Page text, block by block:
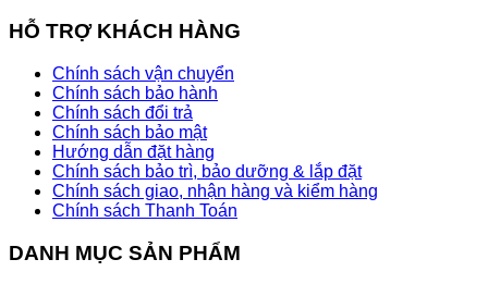
HỖ TRỢ KHÁCH HÀNG
Chính sách vận chuyển
Chính sách bảo hành
Chính sách đổi trả
Chính sách bảo mật
Hướng dẫn đặt hàng
Chính sách bảo trì, bảo dưỡng & lắp đặt
Chính sách giao, nhận hàng và kiểm hàng
Chính sách Thanh Toán
DANH MỤC SẢN PHẨM